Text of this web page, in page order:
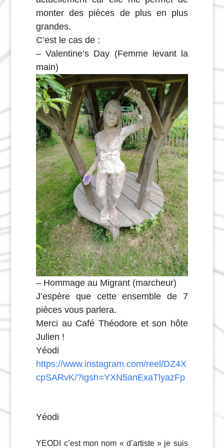
monter des pièces de plus en plus
grandes.
C’est le cas de :
– Valentine’s Day (Femme levant la
main)
– Hommage au Migrant (marcheur)
J’espère que cette ensemble de 7
pièces vous parlera.
Merci au Café Théodore et son hôte
Julien !
Yéodi
https://www.instagram.com/reel/DZ4X
cpSARvK/?igsh=YXN5anExaTlyazFp
Yéodi
YEODI c’est mon nom « d’artiste » je suis